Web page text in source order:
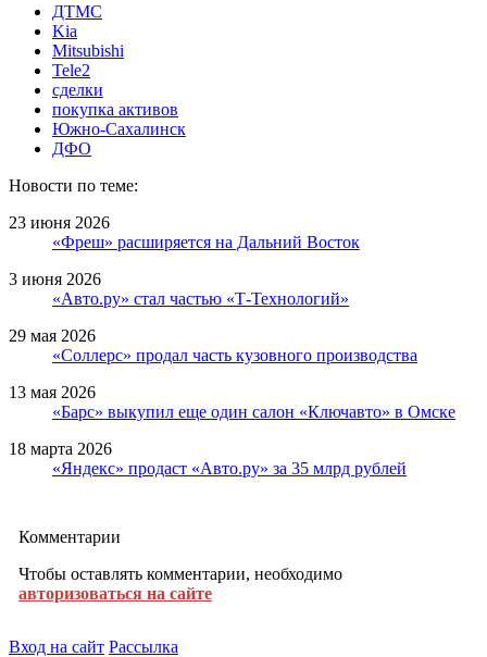
ДТМС
Kia
Mitsubishi
Tele2
сделки
покупка активов
Южно-Сахалинск
ДФО
Новости по теме:
23 июня 2026
«Фреш» расширяется на Дальний Восток
3 июня 2026
«Авто.ру» стал частью «Т-Технологий»
29 мая 2026
«Соллерс» продал часть кузовного производства
13 мая 2026
«Барс» выкупил еще один салон «Ключавто» в Омске
18 марта 2026
«Яндекс» продаст «Авто.ру» за 35 млрд рублей
Комментарии
Чтобы оставлять комментарии, необходимо
авторизоваться на сайте
Вход на сайт Рассылка